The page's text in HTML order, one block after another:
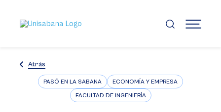
contenido
principal
MENÚ
Atrás
PASÓ EN LA SABANA ECONOMÍA Y EMPRESA
FACULTAD DE INGENIERÍA